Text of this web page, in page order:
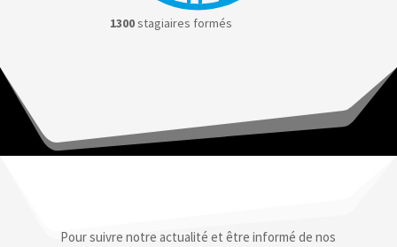
1300stagiaires formés
Pour suivre notre actualité et être informé de nos